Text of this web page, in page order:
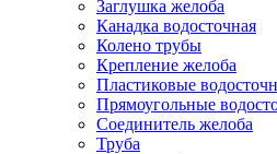
Заглушка желоба
Канадка водосточная
Колено трубы
Крепление желоба
Пластиковые
Прямоугольные
Соединитель желоба
Труба